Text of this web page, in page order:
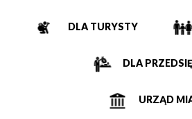
DLA TURYSTY
DLA
URZĄD